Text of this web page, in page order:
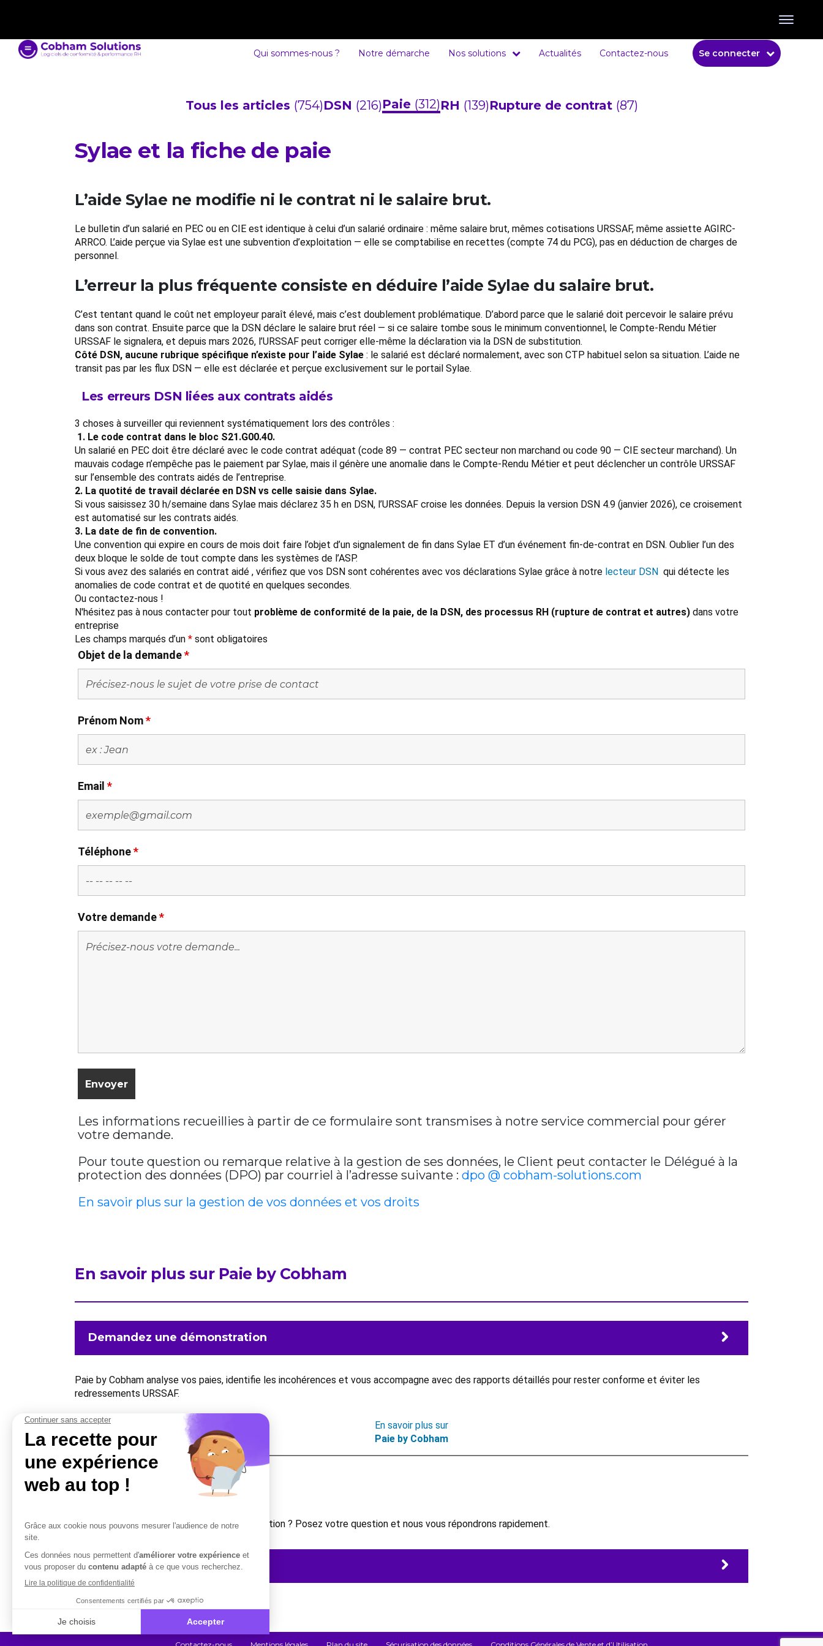
Qui sommes-nous ? Notre démarche Nos solutions Actualités Contactez-nous Se connecter
Tous les articles (754)DSN (216)Paie (312)RH (139)Rupture de contrat (87)
Sylae et la fiche de paie
L’aide Sylae ne modifie ni le contrat ni le salaire brut.
Le bulletin d’un salarié en PEC ou en CIE est identique à celui d’un salarié ordinaire : même salaire brut, mêmes cotisations URSSAF, même assiette AGIRC-
ARRCO. L’aide perçue via Sylae est une subvention d’exploitation — elle se comptabilise en recettes (compte 74 du PCG), pas en déduction de charges de
personnel.
L’erreur la plus fréquente consiste en déduire l’aide Sylae du salaire brut.
C’est tentant quand le coût net employeur paraît élevé, mais c’est doublement problématique. D’abord parce que le salarié doit percevoir le salaire prévu
dans son contrat. Ensuite parce que la DSN déclare le salaire brut réel — si ce salaire tombe sous le minimum conventionnel, le Compte-Rendu Métier
URSSAF le signalera, et depuis mars 2026, l’URSSAF peut corriger elle-même la déclaration via la DSN de substitution.
Côté DSN, aucune rubrique spécifique n’existe pour l’aide Sylae : le salarié est déclaré normalement, avec son CTP habituel selon sa situation. L’aide ne
transit pas par les flux DSN — elle est déclarée et perçue exclusivement sur le portail Sylae.
Les erreurs DSN liées aux contrats aidés
3 choses à surveiller qui reviennent systématiquement lors des contrôles :
1. Le code contrat dans le bloc S21.G00.40.
Un salarié en PEC doit être déclaré avec le code contrat adéquat (code 89 — contrat PEC secteur non marchand ou code 90 — CIE secteur marchand). Un
mauvais codage n’empêche pas le paiement par Sylae, mais il génère une anomalie dans le Compte-Rendu Métier et peut déclencher un contrôle URSSAF
sur l’ensemble des contrats aidés de l’entreprise.
2. La quotité de travail déclarée en DSN vs celle saisie dans Sylae.
Si vous saisissez 30 h/semaine dans Sylae mais déclarez 35 h en DSN, l’URSSAF croise les données. Depuis la version DSN 4.9 (janvier 2026), ce croisement
est automatisé sur les contrats aidés.
3. La date de fin de convention.
Une convention qui expire en cours de mois doit faire l’objet d’un signalement de fin dans Sylae ET d’un événement fin-de-contrat en DSN. Oublier l’un des
deux bloque le solde de tout compte dans les systèmes de l’ASP.
Si vous avez des salariés en contrat aidé , vérifiez que vos DSN sont cohérentes avec vos déclarations Sylae grâce à notre lecteur DSN qui détecte les
anomalies de code contrat et de quotité en quelques secondes.
Ou contactez-nous !
N'hésitez pas à nous contacter pour tout problème de conformité de la paie, de la DSN, des processus RH (rupture de contrat et autres) dans votre
entreprise
Les champs marqués d’un * sont obligatoires
Objet de la demande*
Prénom Nom*
Email *
Téléphone*
Votre demande*
Les informations recueillies à partir de ce formulaire sont transmises à notre service commercial pour gérer
votre demande.
Pour toute question ou remarque relative à la gestion de ses données, le Client peut contacter le Délégué à la
protection des données (DPO) par courriel à l’adresse suivante : dpo @ cobham-solutions.com
En savoir plus sur la gestion de vos données et vos droits
En savoir plus sur Paie by Cobham
Demandez une démonstration
Paie by Cobham analyse vos paies, identifie les incohérences et vous accompagne avec des rapports détaillés pour rester conforme et éviter les
redressements URSSAF.
En savoir plus sur
Paie by Cobham
Une question ?
Vous avez besoin d’un complément d’information ? Posez votre question et nous vous répondrons rapidement.
Contactez-nous